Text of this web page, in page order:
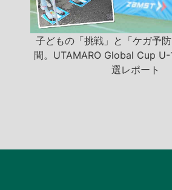
子どもの「挑戦」と「ケガ予
間。UTAMARO Global Cup
選レポート